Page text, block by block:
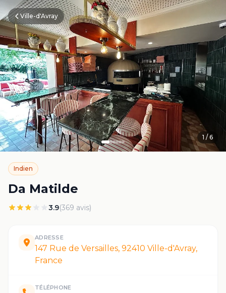
Ville-d'Avray
1 / 6
Indien
Da Matilde
3.9(369 avis)
ADRESSE
147 Rue de Versailles, 92410 Ville-d'Avray,
France
TÉLÉPHONE